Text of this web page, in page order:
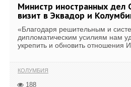
Министр иностранных дел
визит в Эквадор и
«Благодаря решительным и
дипломатическим усилиям нам
укрепить и обновить отношения
КОЛУМБИЯ
188